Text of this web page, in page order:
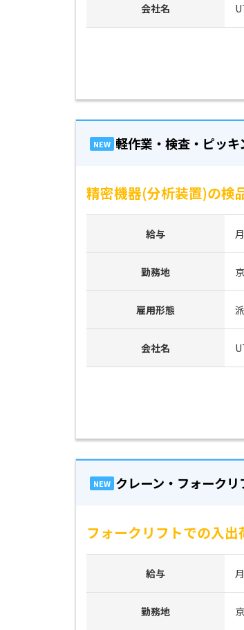
会社名
NEW 軽作業・検査・ピッキ
精密機器(分析装置)の検
給与
勤務地
雇用形態
会社名
NEW クレーン・フォーク
フォークリフトでの入
給与
勤務地